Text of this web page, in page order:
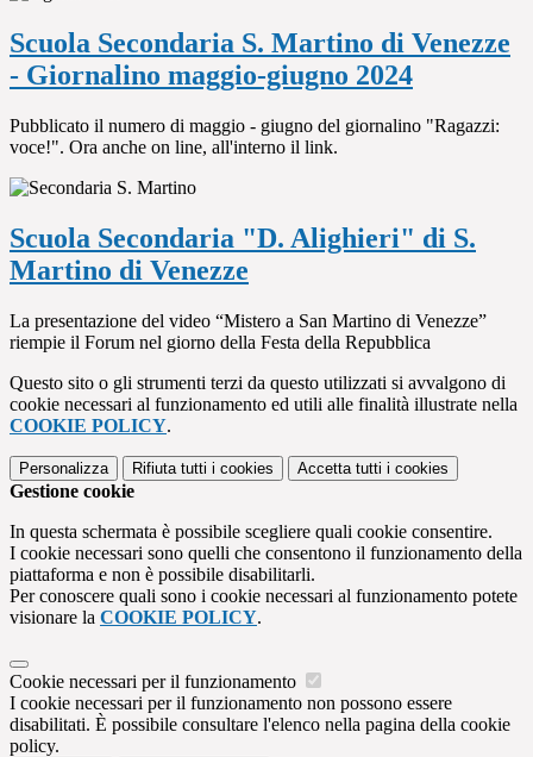
Scuola Secondaria S. Martino di Venezze
- Giornalino maggio-giugno 2024
Pubblicato il numero di maggio - giugno del giornalino "Ragazzi:
voce!". Ora anche on line, all'interno il link.
Scuola Secondaria "D. Alighieri" di S.
Martino di Venezze
La presentazione del video “Mistero a San Martino di Venezze”
riempie il Forum nel giorno della Festa della Repubblica
Questo sito o gli strumenti terzi da questo utilizzati si avvalgono di
cookie necessari al funzionamento ed utili alle finalità illustrate nella
COOKIE POLICY.
Personalizza Rifiuta tutti i cookies Accetta tutti i cookies
Gestione cookie
In questa schermata è possibile scegliere quali cookie consentire.
I cookie necessari sono quelli che consentono il funzionamento della
piattaforma e non è possibile disabilitarli.
Per conoscere quali sono i cookie necessari al funzionamento potete
visionare la COOKIE POLICY.
Cookie necessari per il funzionamento
I cookie necessari per il funzionamento non possono essere
disabilitati. È possibile consultare l'elenco nella pagina della cookie
policy.